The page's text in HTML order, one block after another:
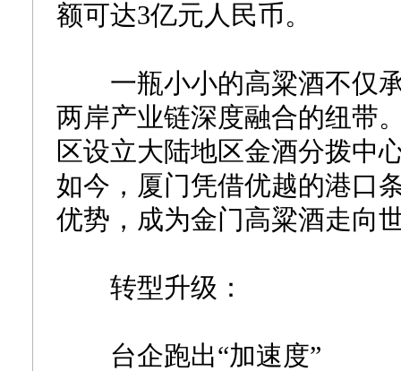
额可达3亿元人民币。
一瓶小小的高粱酒不仅承
两岸产业链深度融合的纽带
区设立大陆地区金酒分拨中
如今，厦门凭借优越的港口
优势，成为金门高粱酒走向
转型升级：
台企跑出“加速度”